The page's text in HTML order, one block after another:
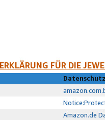
FÜR DIE
Amazon.de